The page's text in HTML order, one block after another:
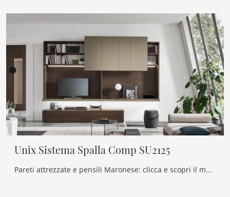
Unix Sistema Spalla Comp SU2125
Pareti attrezzate e pensili Maronese: clicca e scopri il modello Unix Sistema Spalla Comp SU2125 e potrai completare stanze moderne di ogni tipo.